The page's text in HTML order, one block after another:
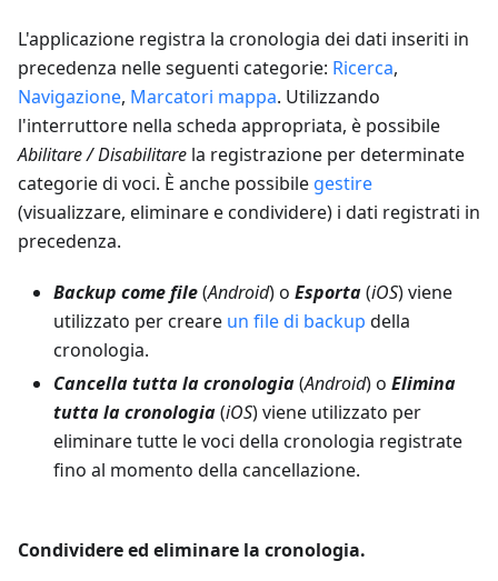
L'applicazione registra la cronologia dei dati inseriti in
precedenza nelle seguenti categorie: Ricerca,
Navigazione, Marcatori mappa. Utilizzando
l'interruttore nella scheda appropriata, è possibile
Abilitare / Disabilitare la registrazione per determinate
categorie di voci. È anche possibile gestire
(visualizzare, eliminare e condividere) i dati registrati in
precedenza.
Backup come file(Android) o Esporta(iOS) viene
utilizzato per creare un file di backup della
cronologia.
Cancella tutta la cronologia(Android) o Elimina
tutta la cronologia(iOS) viene utilizzato per
eliminare tutte le voci della cronologia registrate
fino al momento della cancellazione.
Condividere ed eliminare la cronologia.